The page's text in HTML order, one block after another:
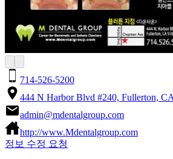
714-526-5200
444 N Harbor Blvd #240, Fullerton,
admin@mdentalgroup.com
http://www.Mdentalgroup.com
정보 수정 요청